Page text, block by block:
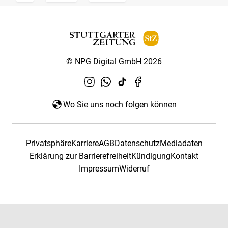
© NPG Digital GmbH 2026
Wo Sie uns noch folgen können
PrivatsphäreKarriereAGBDatenschutzMediadaten
Erklärung zur BarrierefreiheitKündigungKontakt
ImpressumWiderruf